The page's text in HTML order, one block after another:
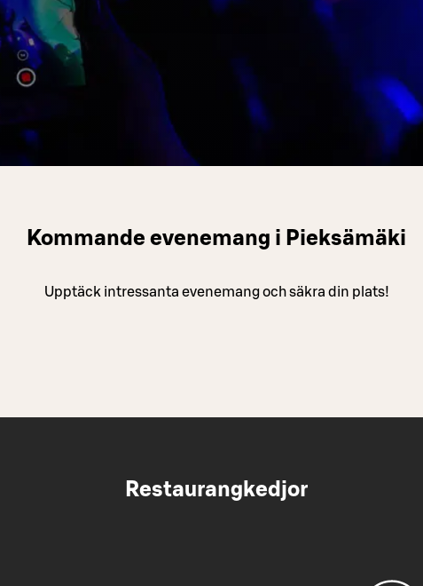
Kommande evenemang i Pieksämäki
Upptäck intressanta evenemang och säkra din plats!
Restaurangkedjor